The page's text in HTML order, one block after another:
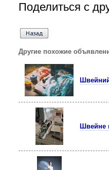
Поделиться с
Другие похожие
Швейне